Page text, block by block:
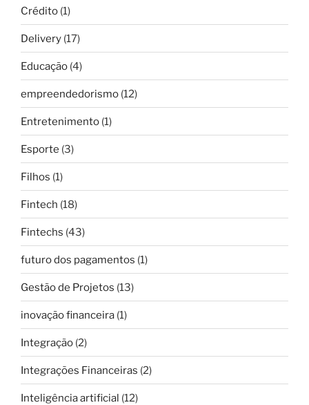
Crédito (1)
Delivery (17)
Educação (4)
empreendedorismo (12)
Entretenimento (1)
Esporte (3)
Filhos (1)
Fintech (18)
Fintechs (43)
futuro dos pagamentos (1)
Gestão de Projetos (13)
inovação financeira (1)
Integração (2)
Integrações Financeiras (2)
Inteligência artificial (12)